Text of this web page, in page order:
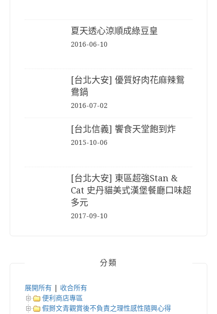
夏天透心涼順成綠豆皇
2016-06-10
[台北大安] 優質好肉花麻辣鴛
鴦鍋
2016-07-02
[台北信義] 饗食天堂飽到炸
2015-10-06
[台北大安] 東區超強Stan &
Cat 史丹貓美式漢堡餐廳口味超
多元
2017-09-10
分類
展開所有
收合所有
便利商店專區
假掰文青觀賞後不負責之理性感性隨興心得